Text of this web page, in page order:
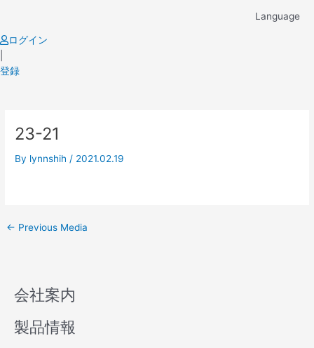
content
Language
ログイン
登録
23-21
By lynnshih / 2021.02.19
navigation
← Previous Media
会社案内
製品情報